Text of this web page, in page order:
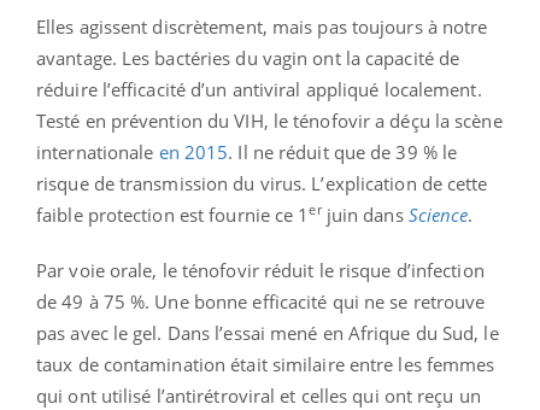
Elles agissent discrètement, mais pas toujours à notre
avantage. Les bactéries du vagin ont la capacité de
réduire l’efficacité d’un antiviral appliqué localement.
Testé en prévention du VIH, le ténofovir a déçu la scène
internationale en 2015. Il ne réduit que de 39 % le
risque de transmission du virus. L’explication de cette
faible protection est fournie ce 1erjuin dans Science.
Par voie orale, le ténofovir réduit le risque d’infection
de 49 à 75 %. Une bonne efficacité qui ne se retrouve
pas avec le gel. Dans l’essai mené en Afrique du Sud, le
taux de contamination était similaire entre les femmes
qui ont utilisé l’antirétroviral et celles qui ont reçu un